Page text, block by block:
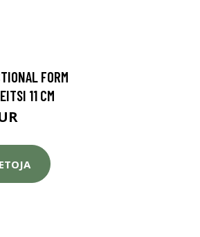
FORM
11 CM